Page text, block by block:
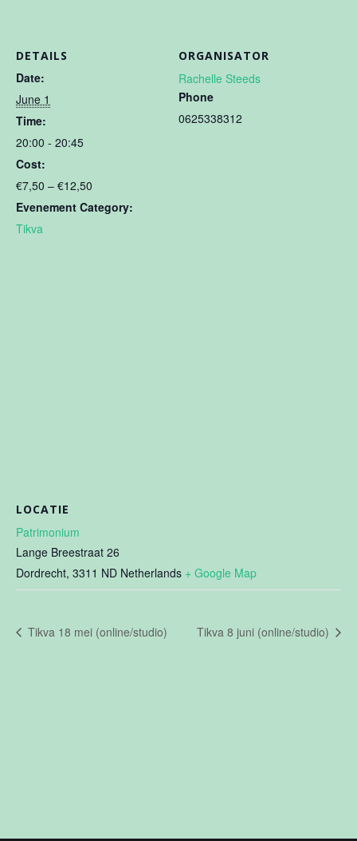
DETAILS
Date:
June 1
Time:
20:00 - 20:45
Cost:
€7,50 – €12,50
Evenement Category:
Tikva
ORGANISATOR
Rachelle Steeds
Phone
0625338312
LOCATIE
Patrimonium
Lange Breestraat 26
Dordrecht, 3311 ND Netherlands + Google Map
Tikva 18 mei (online/studio) Tikva 8 juni (online/studio)